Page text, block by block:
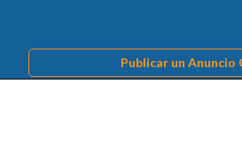
Publicar un Anuncio